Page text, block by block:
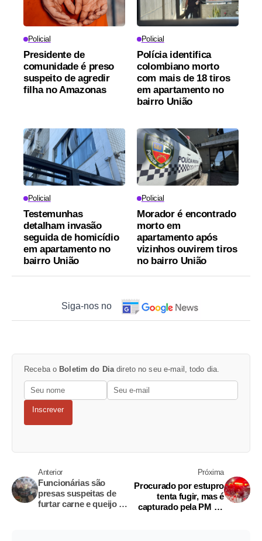
Policial
Presidente de
comunidade é preso
suspeito de agredir
filha no Amazonas
Policial
Polícia identifica
colombiano morto
com mais de 18 tiros
em apartamento no
bairro União
Policial
Testemunhas
detalham invasão
seguida de homicídio
em apartamento no
bairro União
Policial
Morador é encontrado
morto em
apartamento após
vizinhos ouvirem tiros
no bairro União
Siga-nos no
Receba o Boletim do Diadireto no seu e-mail, todo dia.
Inscrever
Anterior
Funcionárias são
presas suspeitas de
furtar carne e queijo de
Próxima
Procurado por estupro
tenta fugir, mas é
capturado pela PM no